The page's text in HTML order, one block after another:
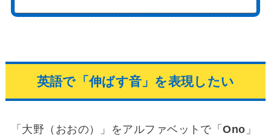
英語で「伸ばす音」を表現したい
「大野（おおの）」をアルファベットで「Ono 」